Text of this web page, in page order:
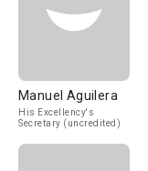
Manuel Aguilera
His Excellency's
Secretary (uncredited)